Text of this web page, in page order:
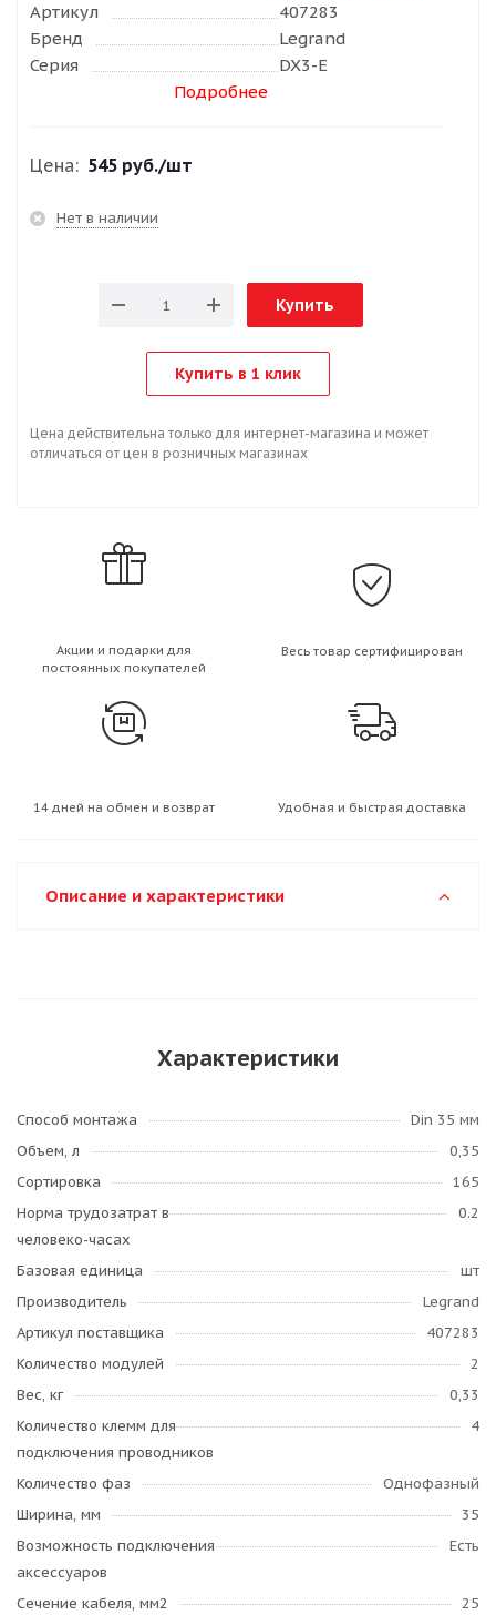
Артикул
407283
Бренд
Legrand
Серия
DX3-E
Подробнее
Цена: 545 руб./шт
Нет в наличии
Купить
Купить в 1 клик
Цена действительна только для интернет-магазина и может
отличаться от цен в розничных магазинах
Акции и подарки для
постоянных покупателей
Весь товар сертифицирован
14 дней на обмен и возврат Удобная и быстрая доставка
Описание и характеристики
Характеристики
Способ монтажа
Din 35 мм
Объем, л
0,35
Сортировка
165
Норма трудозатрат в
человеко-часах
0.2
Базовая единица
шт
Производитель
Legrand
Артикул поставщика
407283
Количество модулей
2
Вес, кг
0,33
Количество клемм для
подключения проводников
4
Количество фаз
Однофазный
Ширина, мм
35
Возможность подключения
аксессуаров
Есть
Сечение кабеля, мм2 25